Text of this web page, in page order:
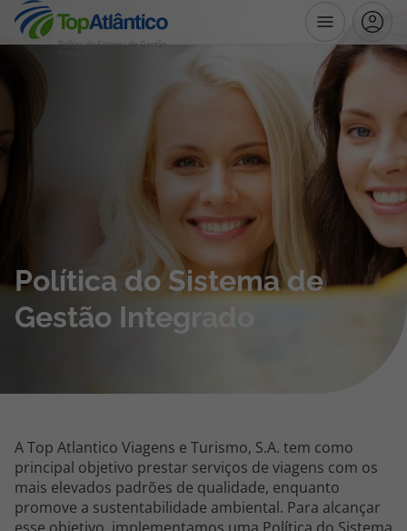
Política do Sistema de Gestão
Destinos
Voos + Hotel
Pacotes de Férias
Escapadinhas
Cruzeiros
Promoções
Política do Sistema de
Gestão Integrado
A Top Atlantico Viagens e Turismo, S.A. tem como
principal objetivo prestar serviços de viagens com os
mais elevados padrões de qualidade, enquanto
promove a sustentabilidade ambiental. Para alcançar